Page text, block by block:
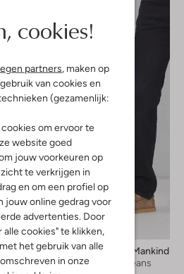
cookies!
partners, maken op
van cookies en
(gezamenlijk:
om ervoor te
website goed
jouw voorkeuren op
te verkrijgen in
en om een profiel op
jouw online gedrag voor
advertenties. Door
cookies" te klikken,
het gebruik van alle
in onze
7 For All Mankind
Slim fit jeans